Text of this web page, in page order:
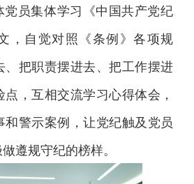
党员集体学习《中国共产党纪
，自觉对照《条例》各项规
、把职责摆进去、把工作摆进
，互相交流学习心得体会，
警示案例，让党纪触及党员
遵规守纪的榜样。